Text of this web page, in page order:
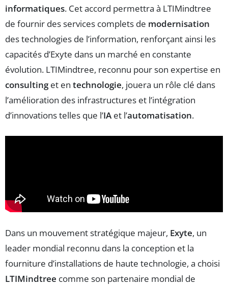
informatiques. Cet accord permettra à LTIMindtree
de fournir des services complets de modernisation
des technologies de l’information, renforçant ainsi les
capacités d’Exyte dans un marché en constante
évolution. LTIMindtree, reconnu pour son expertise en
consultinget en technologie, jouera un rôle clé dans
l’amélioration des infrastructures et l’intégration
d’innovations telles que l’IA et l’automatisation.
Dans un mouvement stratégique majeur, Exyte, un
leader mondial reconnu dans la conception et la
fourniture d’installations de haute technologie, a choisi
LTIMindtree comme son partenaire mondial de